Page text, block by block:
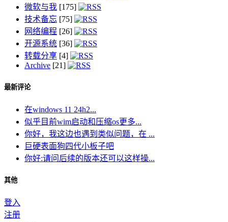
微软与我 [175]
技术备忘 [75]
网络编程 [26]
开源系统 [36]
转载分享 [4]
Archive [21]
最新评论
在windows 11 24h2...
似乎目前wim启动和压缩os更多...
你好，我这边也遇到类似问题，在 ...
巨硬表面狗四代小板子吧
你好:请问后续的版本还可以这样操...
其他
登入
注册